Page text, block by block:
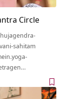
Circle
sahitam